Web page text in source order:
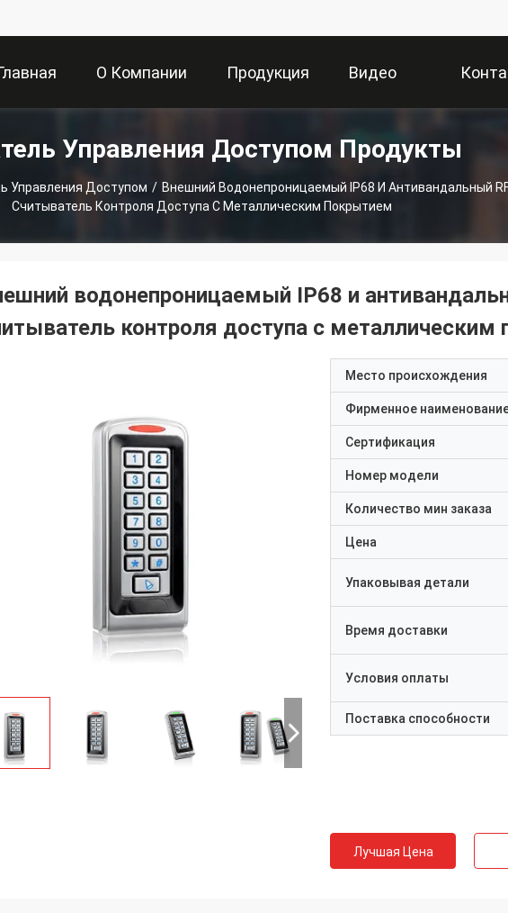
О Компании Продукция Видео
Управления Доступом Продукты
Управления Доступом / Внешний Водонепроницаемый IP68 И Антивандальный
Считыватель Контроля Доступа С Металлическим Покрытием
водонепроницаемый IP68 и
контроля доступа с металлическим
Место происхождения
Фирменное
Сертификация
Номер модели
Количество мин заказа
Цена
Упаковывая детали
Время доставки
Условия оплаты
Поставка способности
Лучшая Цена